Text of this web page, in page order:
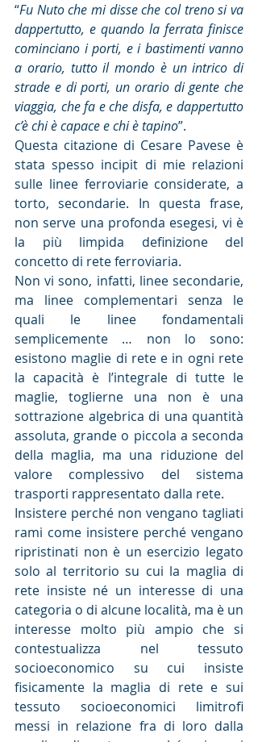
“Fu Nuto che mi disse che col treno si va
dappertutto, e quando la ferrata finisce
cominciano i porti, e i bastimenti vanno
a orario, tutto il mondo è un intrico di
strade e di porti, un orario di gente che
viaggia, che fa e che disfa, e dappertutto
c’è chi è capace e chi è tapino”.
Questa citazione di Cesare Pavese è
stata spesso incipit di mie relazioni
sulle linee ferroviarie considerate, a
torto, secondarie. In questa frase,
non serve una profonda esegesi, vi è
la più limpida definizione del
concetto di rete ferroviaria.
Non vi sono, infatti, linee secondarie,
ma linee complementari senza le
quali le linee fondamentali
semplicemente … non lo sono:
esistono maglie di rete e in ogni rete
la capacità è l’integrale di tutte le
maglie, toglierne una non è una
sottrazione algebrica di una quantità
assoluta, grande o piccola a seconda
della maglia, ma una riduzione del
valore complessivo del sistema
trasporti rappresentato dalla rete.
Insistere perché non vengano tagliati
rami come insistere perché vengano
ripristinati non è un esercizio legato
solo al territorio su cui la maglia di
rete insiste né un interesse di una
categoria o di alcune località, ma è un
interesse molto più ampio che si
contestualizza nel tessuto
socioeconomico su cui insiste
fisicamente la maglia di rete e sui
tessuto socioeconomici limitrofi
messi in relazione fra di loro dalla